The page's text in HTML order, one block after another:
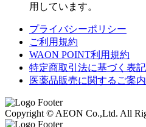
用しています。
プライバシーポリシー
ご利用規約
WAON POINT利用規約
特定商取引法に基づく表記
医薬品販売に関するご案内
Copyright © AEON Co.,Ltd. All